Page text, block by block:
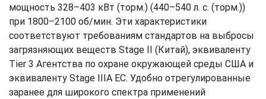
мощность 328–403 кВт (торм.) (440–540 л. с. (торм.))
при 1800–2100 об/мин. Эти характеристики
соответствуют требованиям стандартов на выбросы
загрязняющих веществ Stage II (Китай), эквиваленту
Tier 3 Агентства по охране окружающей среды США и
эквиваленту Stage IIIA ЕС. Удобно отрегулированные
заранее для широкого спектра применений